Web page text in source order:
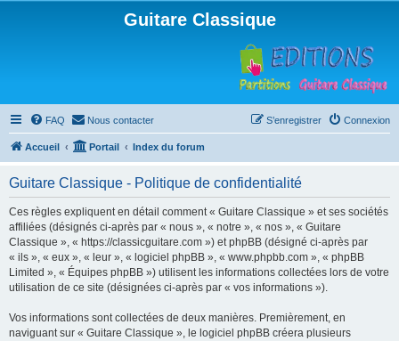
Guitare Classique
FAQ Nous contacter Connexion
S’enregistrer
Accueil Portail Index du forum
Guitare Classique - Politique de confidentialité
Ces règles expliquent en détail comment « Guitare Classique » et ses sociétés
affiliées (désignés ci-après par « nous », « notre », « nos », « Guitare
Classique », « https://classicguitare.com ») et phpBB (désigné ci-après par
« ils », « eux », « leur », « logiciel phpBB », « www.phpbb.com », « phpBB
Limited », « Équipes phpBB ») utilisent les informations collectées lors de votre
utilisation de ce site (désignées ci-après par « vos informations »).
Vos informations sont collectées de deux manières. Premièrement, en
naviguant sur « Guitare Classique », le logiciel phpBB créera plusieurs